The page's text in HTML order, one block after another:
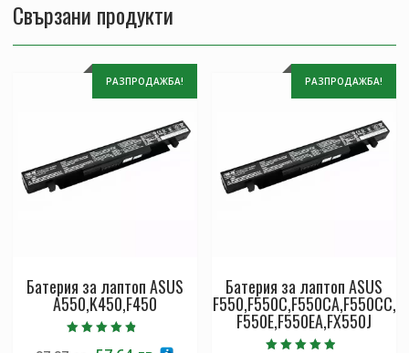
Свързани продукти
РАЗПРОДАЖБА!
Батерия за лаптоп ASUS
A550,K450,F450
РАЗПРОДАЖБА!
Батерия за лаптоп ASUS
F550,F550C,F550CA,F550CC,
F550E,F550EA,FX550J